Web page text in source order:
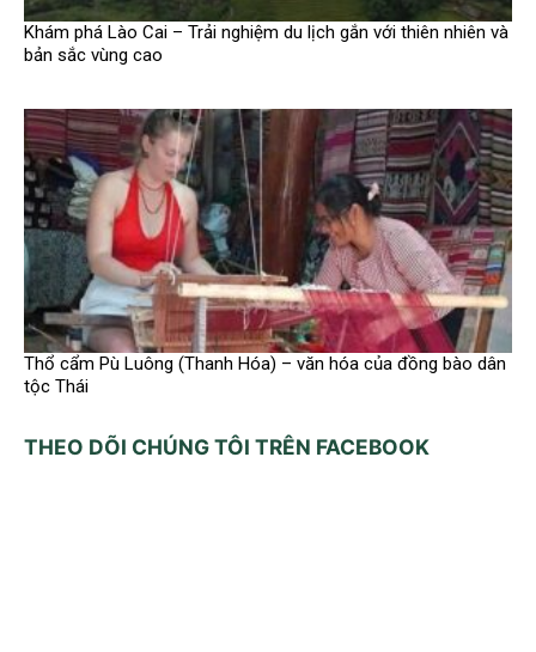
Khám phá Lào Cai – Trải nghiệm du lịch gắn với thiên nhiên và
bản sắc vùng cao
Thổ cẩm Pù Luông (Thanh Hóa) – văn hóa của đồng bào dân
tộc Thái
THEO DÕI CHÚNG TÔI TRÊN FACEBOOK